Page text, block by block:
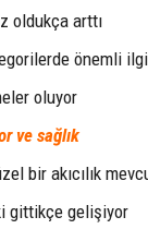
oldukça arttı
önemli
oluyor
ve sağlık
bir akıcılık
gittikçe gelişiyor